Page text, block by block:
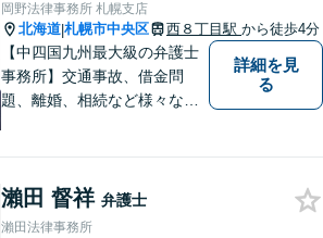
岡野法律事務所 札幌支店
北海道|札幌市中央区 西８丁目駅 から徒歩4分
【中四国九州最大級の弁護士
事務所】交通事故、借金問
題、離婚、相続など様々な問
い！
詳細を見
る
瀨田 督祥 弁護士
瀨田法律事務所